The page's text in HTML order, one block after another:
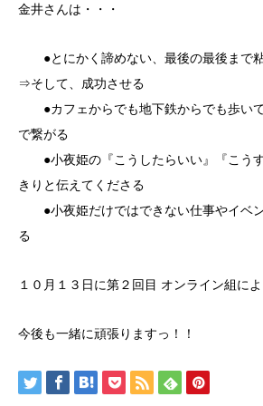
金井さんは・・・
●とにかく諦めない、最後の最後まで
⇒そして、成功させる
●カフェからでも地下鉄からでも歩い
で繋がる
●小夜姫の『こうしたらいい』『こうす
きりと伝えてくださる
●小夜姫だけではできない仕事やイベン
る
１０月１３日に第２回目 オンライン組に
今後も一緒に頑張りますっ！！